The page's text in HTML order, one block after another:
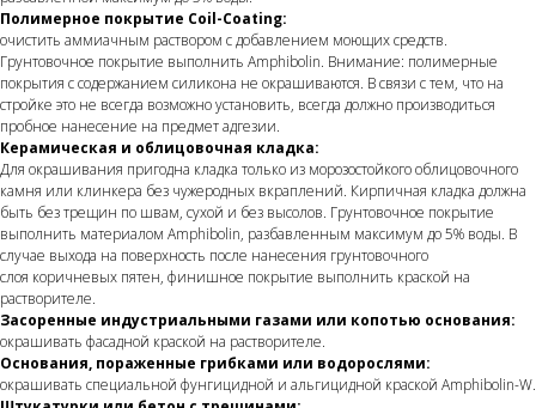
Полимерное покрытие Coil-Coating:
очистить аммиачным раствором с добавлением моющих средств.
Грунтовочное покрытие выполнить Amphibolin. Внимание: полимерные
покрытия с содержанием силикона не окрашиваются. В связи с тем, что на
стройке это не всегда возможно установить, всегда должно производиться
пробное нанесение на предмет адгезии.
Керамическая и облицовочная кладка:
Для окрашивания пригодна кладка только из морозостойкого облицовочного
камня или клинкера без чужеродных вкраплений. Кирпичная кладка должна
быть без трещин по швам, сухой и без высолов. Грунтовочное покрытие
выполнить материалом Amphibolin, разбавленным максимум до 5% воды. В
случае выхода на поверхность после нанесения грунтовочного
слоя коричневых пятен, финишное покрытие выполнить краской на
растворителе.
Засоренные индустриальными газами или копотью основания:
окрашивать фасадной краской на растворителе.
Основания, пораженные грибками или водорослями:
окрашивать специальной фунгицидной и альгицидной краской Amphibolin-W.